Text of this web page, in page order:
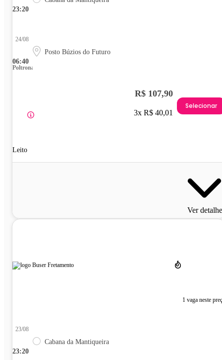
23:20
06:40
24/08
Posto Búzios do Futuro
Poltrona
Leito
R$ 107,90
3x R$ 40,01
Selecionar
Ver
1 vaga neste
23:20
23/08
Cabana da Mantiqueira